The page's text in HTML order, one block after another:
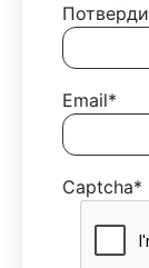
Email*
Captcha*